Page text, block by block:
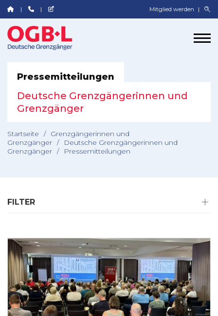
Mitglied werden
Pressemitteilungen
Deutsche Grenzgängerinnen und
Grenzgänger
Startseite /
Grenzgängerinnen und
Grenzgänger /
Deutsche Grenzgängerinnen und
Grenzgänger / Pressemitteilungen
FILTER